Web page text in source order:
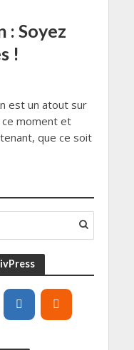
: Soyez
!
est un atout sur
moment et
que ce soit